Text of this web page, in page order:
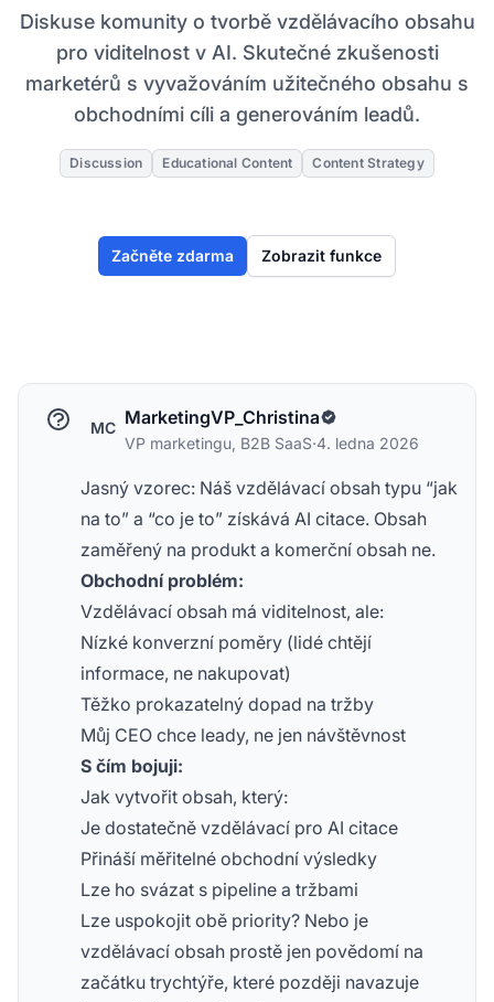
Diskuse komunity o tvorbě vzdělávacího obsahu
pro viditelnost v AI. Skutečné zkušenosti
marketérů s vyvažováním užitečného obsahu s
obchodními cíli a generováním leadů.
Discussion Educational Content Content Strategy
Začněte zdarma Zobrazit funkce
MC MarketingVP_Christina
VP marketingu, B2B SaaS·4. ledna 2026
Jasný vzorec: Náš vzdělávací obsah typu “jak
na to” a “co je to” získává AI citace. Obsah
zaměřený na produkt a komerční obsah ne.
Obchodní problém:
Vzdělávací obsah má viditelnost, ale:
Nízké konverzní poměry (lidé chtějí
informace, ne nakupovat)
Těžko prokazatelný dopad na tržby
Můj CEO chce leady, ne jen návštěvnost
S čím bojuji:
Jak vytvořit obsah, který:
Je dostatečně vzdělávací pro AI citace
Přináší měřitelné obchodní výsledky
Lze ho svázat s pipeline a tržbami
Lze uspokojit obě priority? Nebo je
vzdělávací obsah prostě jen povědomí na
začátku trychtýře, které později navazuje